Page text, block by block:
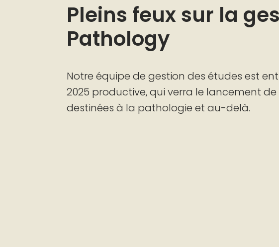
Pleins feux sur la
Pathology
Notre équipe de gestion des études est
2025 productive, qui verra le lancement
destinées à la pathologie et au-delà.